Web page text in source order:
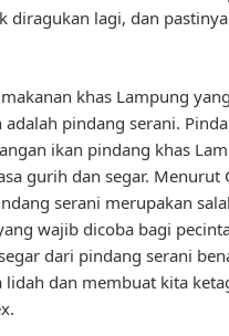
diragukan lagi, dan
khas Lampung
adalah pindang serani.
ikan pindang khas
gurih dan segar. Menurut
serani merupakan
wajib dicoba bagi
dari pindang serani
lidah dan membuat kita